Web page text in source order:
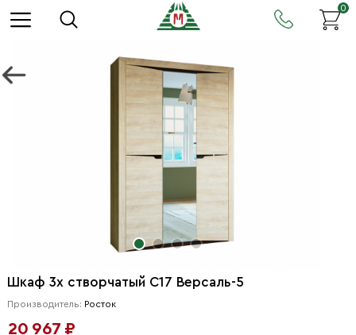
0
Шкаф 3х створчатый С17 Версаль-5
Производитель: Росток
20 967 ₽